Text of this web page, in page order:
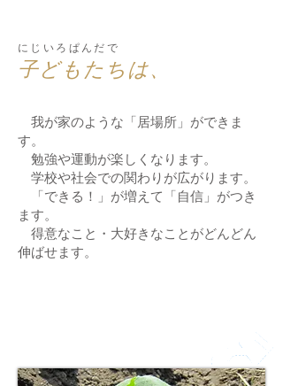
​にじいろぱんだで
​子どもたちは、
我が家のような「居場所」ができま
す。
勉強や運動が楽しくなります。
学校や社会での関わりが広がります。
「できる！」が増えて「自信」がつき
ます。
​ 得意なこと・大好きなことがどんどん
伸ばせます。